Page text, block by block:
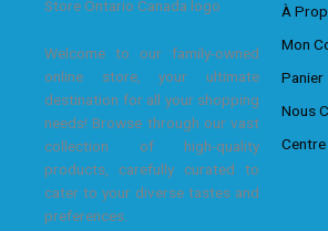
Welcome to our family-owned
online store, your ultimate
destination for all your shopping
needs! Browse through our vast
collection of high-quality
products, carefully curated to
cater to your diverse tastes and
preferences.
À
Mon
Panier
Nous